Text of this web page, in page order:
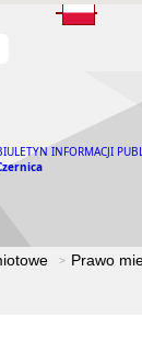
INFORMACJI
Prawo